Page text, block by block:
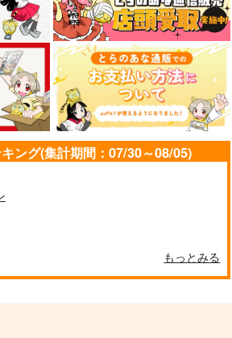
ーランド軍の装甲列
円（税込）
サンプル サンプル
ング(集計期間：07/30～08/05)
もっとみる